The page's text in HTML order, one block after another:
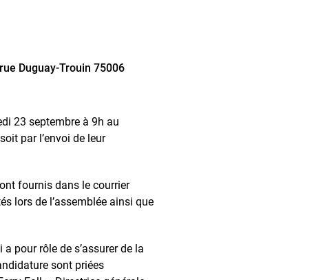
Duguay-Trouin 75006
23 septembre à 9h au
par l’envoi de leur
fournis dans le courrier
lors de l’assemblée ainsi que
pour rôle de s’assurer de la
sont priées